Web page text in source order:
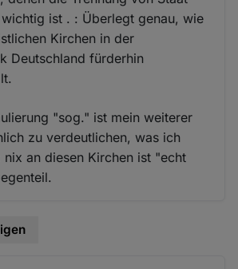
ist . : Überlegt genau, wie
Kirchen in der
Deutschland fürderhin
"sog." ist mein weiterer
zu verdeutlichen, was ich
nix an diesen Kirchen ist "echt